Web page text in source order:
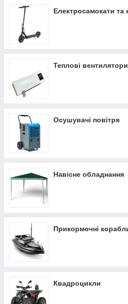
Електросамокати та
Теплові вентилятори
Осушувачі повітря
Навісне обладнання
Прикормочні
Квадроцикли